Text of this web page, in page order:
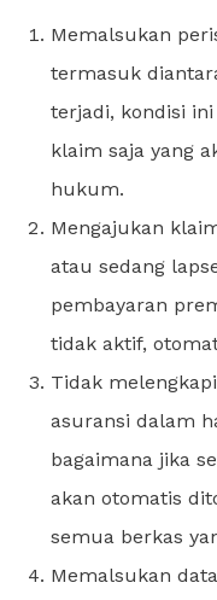
Memalsukan
termasuk
terjadi, kondisi
klaim saja yang
hukum.
Mengajukan
atau sedang
pembayaran
tidak aktif,
Tidak
asuransi dalam
bagaimana jika
akan otomatis
semua berkas
Memalsukan